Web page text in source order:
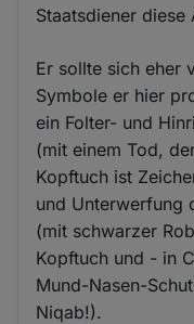
Staatsdiener
Er sollte sich eher
Symbole er hier
ein Folter- und
(mit einem Tod,
Kopftuch ist
und Unterwerfung
(mit schwarzer
Kopftuch und - in
Mund-Nasen-
Niqab!).